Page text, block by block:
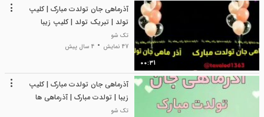
00:31
آذرماهی جان تولدت مبارک | کلیپ
تولد | تبریک تولد | کلیپ زیبا
تک شو
47 نمایش
4 سال پیش
آذرماهی جان تولدت مبارک | کلیپ
زیبا | تولدت مبارک | آذرماهی ها
تک شو